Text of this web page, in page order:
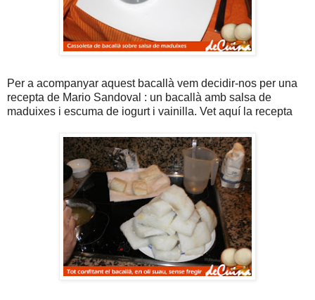
Per a acompanyar aquest bacallà vem decidir-nos per una
recepta de Mario Sandoval : un bacallà amb salsa de
maduixes i escuma de iogurt i vainilla. Vet aquí la recepta